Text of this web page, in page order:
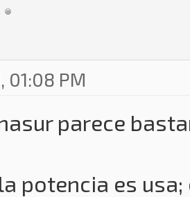
01:08 PM
parece
potencia es